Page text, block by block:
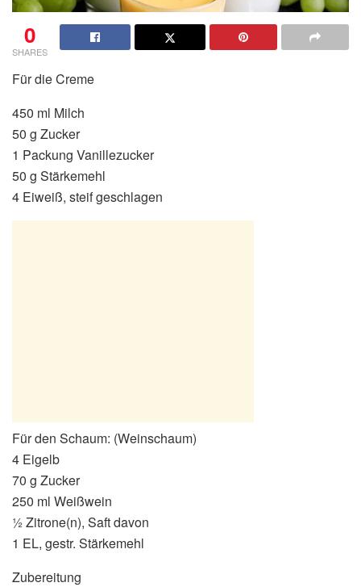
0
SHARES
Für die Creme
450 ml Milch
50 g Zucker
1 Packung Vanillezucker
50 g Stärkemehl
4 Eiweiß, steif geschlagen
Für den Schaum: (Weinschaum)
4 Eigelb
70 g Zucker
250 ml Weißwein
½ Zitrone(n), Saft davon
1 EL, gestr. Stärkemehl
Zubereitung